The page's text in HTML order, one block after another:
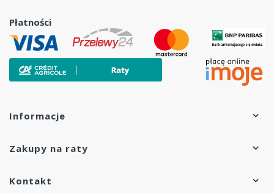
Płatności
Informacje
Zakupy na raty
Kontakt